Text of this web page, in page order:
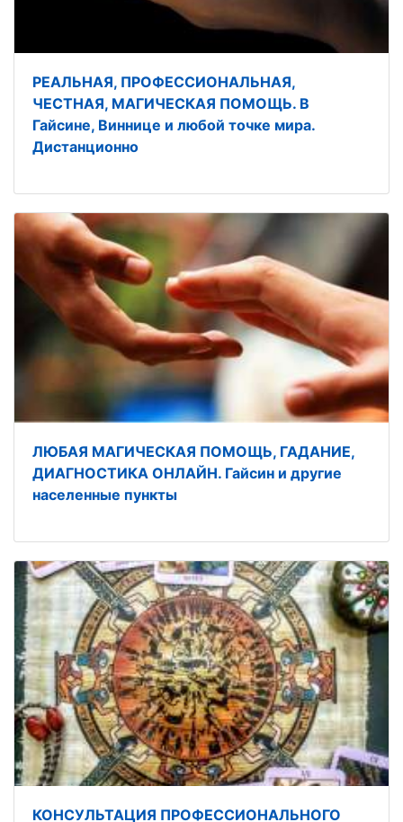
РЕАЛЬНАЯ, ПРОФЕССИОНАЛЬНАЯ,
ЧЕСТНАЯ, МАГИЧЕСКАЯ ПОМОЩЬ. В
Гайсине, Виннице и любой точке мира.
Дистанционно
ЛЮБАЯ МАГИЧЕСКАЯ ПОМОЩЬ, ГАДАНИЕ,
ДИАГНОСТИКА ОНЛАЙН. Гайсин и другие
населенные пункты
КОНСУЛЬТАЦИЯ ПРОФЕССИОНАЛЬНОГО